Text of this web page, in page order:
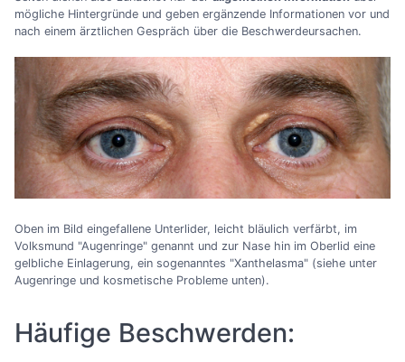
mögliche Hintergründe und geben ergänzende Informationen vor und
nach einem ärztlichen Gespräch über die Beschwerdeursachen.
Oben im Bild eingefallene Unterlider, leicht bläulich verfärbt, im
Volksmund "Augenringe" genannt und zur Nase hin im Oberlid eine
gelbliche Einlagerung, ein sogenanntes "Xanthelasma" (siehe unter
Augenringe und kosmetische Probleme unten).
Häufige Beschwerden: